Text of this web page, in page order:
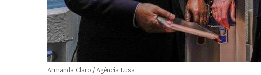
Créditos
Armanda Claro / Agência Lusa